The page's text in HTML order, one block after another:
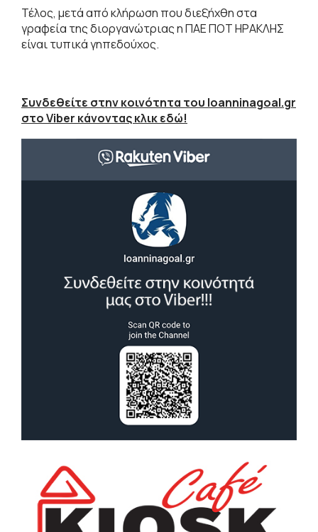
Τέλος, μετά από κλήρωση που διεξήχθη στα
γραφεία της διοργανώτριας η ΠΑΕ ΠΟΤ ΗΡΑΚΛΗΣ
είναι τυπικά γηπεδούχος.
Συνδεθείτε στην κοινότητα του Ioanninagoal.gr
στο Viber κάνοντας κλικ εδώ!